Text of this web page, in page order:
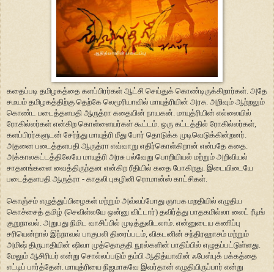
கதைப்படி தமிழகத்தை களப்பிரர்கள் ஆட்சி செய்துக் கொண்டிருக்கிறார்கள். அதே
சமயம் தமிழகத்திற்கு தெற்கே லெமூரியாவில் மாயுத்ரியின் அரசு. அறிவும் ஆற்றலும்
கொண்ட படைத்தளபதி ஆருத்ரா கதையின் நாயகன். மாயுத்ரியின் எல்லையில்
ரோகில்லர்கள் என்கிற கொள்ளையர்கள் கூட்டம். ஒரு கட்டத்தில் ரோகில்லர்கள்,
களப்பிரர்களுடன் சேர்ந்து மாயுத்ரி மீது போர் தொடுக்க முடிவெடுக்கின்றனர்.
அதனை படைத்தளபதி ஆருத்ரா எவ்வாறு எதிர்கொள்கிறான் என்பதே கதை.
அக்காலகட்டத்திலேயே மாயுத்ரி அரசு பல்வேறு பொறியியல் மற்றும் அறிவியல்
சாதனங்களை வைத்திருந்தன என்கிற ரீதியில் கதை போகிறது. இடையிடையே
படைத்தளபதி ஆருத்ரா - காதலி புகழினி ரொமான்ஸ் காட்சிகள்.
கொஞ்சம் எழுத்துப்பிழைகள் மற்றும் அவ்வப்போது ஞாபக மறதியில் எழுதிய
கொச்சைத் தமிழ் (செவிள்லயே ஒன்னு விட்டார்) தவிர்த்து பாதகமில்லா லைட் ரீடிங்
குறுநாவல். அறுபது நிமிட வாசிப்பில் முடித்துவிடலாம். என்னுடைய கணிப்பு
சரியென்றால் இந்நாவல் பாகுபலி திரைப்படம், விகடனின் சந்திரஹாசம் மற்றும்
அமிஷ் திருபாதியின் ஷிவா முத்தொகுதி நூல்களின் பாதிப்பில் எழுதப்பட்டுள்ளது.
மேலும் ஆசிரியர் என்று சொல்லப்படும் தம்பி ஆதித்யாவின் ஃபேஸ்புக் பக்கத்தை
எட்டிப் பார்த்தேன். மாயுத்ரியை நிஜமாகவே இவர்தான் எழுதியிருப்பார் என்று